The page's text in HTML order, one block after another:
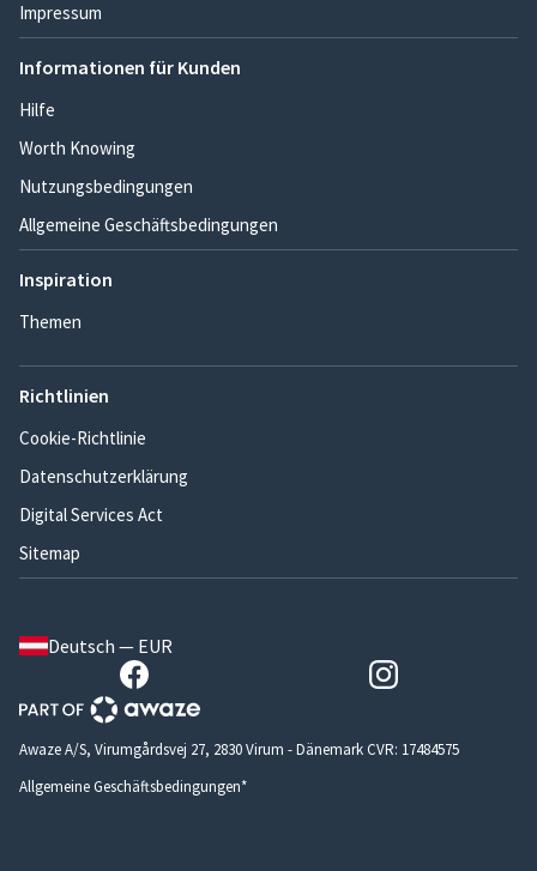
Impressum
Informationen für Kunden
Hilfe
Worth Knowing
Nutzungsbedingungen
Allgemeine Geschäftsbedingungen
Inspiration
Themen
Richtlinien
Cookie-Richtlinie
Datenschutzerklärung
Digital Services Act
Sitemap
Deutsch — EUR
Awaze A/S, Virumgårdsvej 27, 2830 Virum - Dänemark CVR: 17484575
Allgemeine Geschäftsbedingungen*